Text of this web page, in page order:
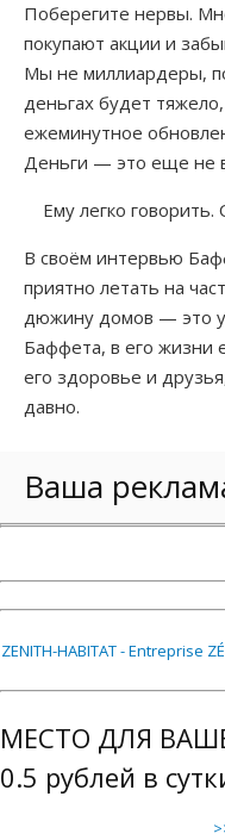
Поберегите нервы.
покупают акции и
Мы не миллиардеры,
деньгах будет
ежеминутное
Деньги — это еще не
Ему легко
В своём интервью
приятно летать на
дюжину домов — это
Баффета, в его жизни
его здоровье и
давно.
Ваша
ZENITH-HABITAT - Entreprise
МЕСТО ДЛЯ
0.5 рублей в